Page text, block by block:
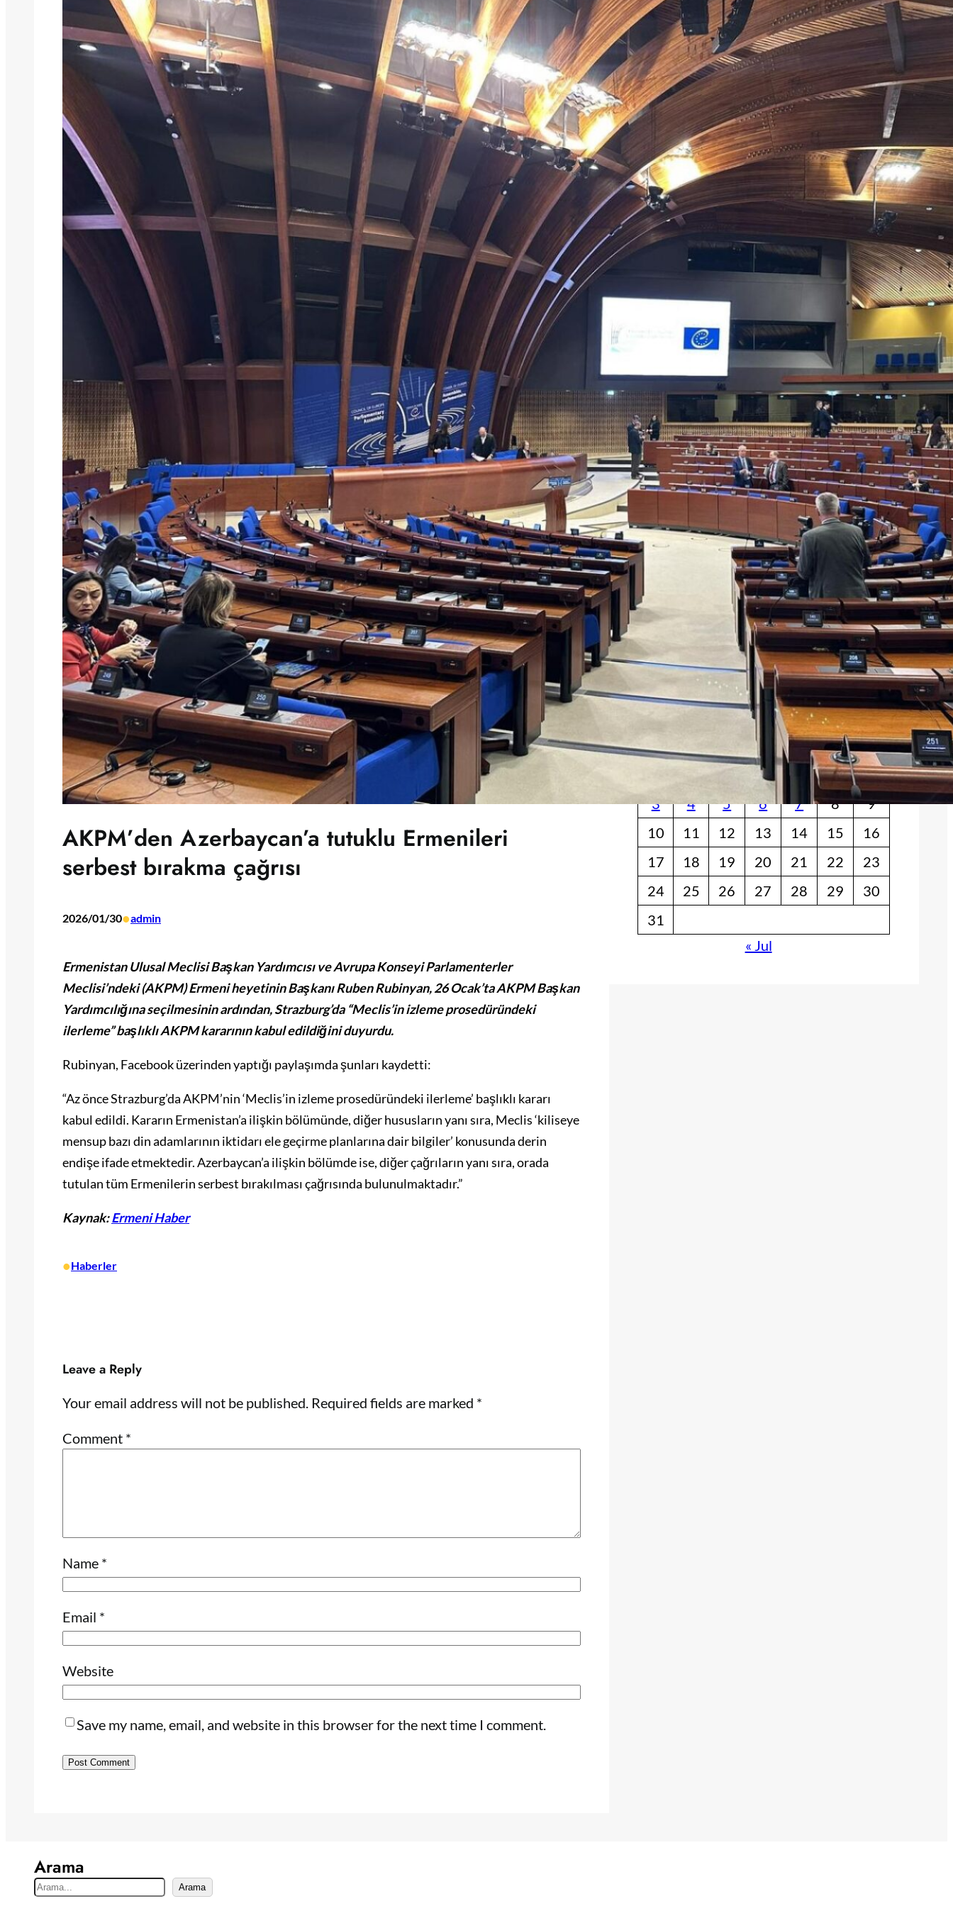
AKPM’den Azerbaycan’a tutuklu Ermenileri
serbest bırakma çağrısı
2026/01/30•admin
Ermenistan Ulusal Meclisi Başkan Yardımcısı ve Avrupa Konseyi Parlamenterler
Meclisi’ndeki (AKPM) Ermeni heyetinin Başkanı Ruben Rubinyan, 26 Ocak’ta AKPM Başkan
Yardımcılığına seçilmesinin ardından, Strazburg’da “Meclis’in izleme prosedüründeki
ilerleme” başlıklı AKPM kararının kabul edildiğini duyurdu.
Rubinyan, Facebook üzerinden yaptığı paylaşımda şunları kaydetti:
“Az önce Strazburg’da AKPM’nin ‘Meclis’in izleme prosedüründeki ilerleme’ başlıklı kararı
kabul edildi. Kararın Ermenistan’a ilişkin bölümünde, diğer hususların yanı sıra, Meclis ‘kiliseye
mensup bazı din adamlarının iktidarı ele geçirme planlarına dair bilgiler’ konusunda derin
endişe ifade etmektedir. Azerbaycan’a ilişkin bölümde ise, diğer çağrıların yanı sıra, orada
tutulan tüm Ermenilerin serbest bırakılması çağrısında bulunulmaktadır.”
Kaynak:Ermeni Haber
•Haberler
Leave a Reply
Your email address will not be published. Required fields are marked *
Comment *
Name *
Email *
Website
Save my name, email, and website in this browser for the next time I comment.
Batı Ermenistan ve Batı Ermenileri’yle
ilgili bilgi alış verişi gerçekleştirme
merkezinin internet sitesi.
Bu adresten bize ulaşabilirsiniz:
Son gönderiler
8 yaşındaki çocuklar Ararat dağının
zirvesine tırmandı
2026/08/07
İskenderun Kilisesi için bağış
kampanyası başladı
2026/08/06
Yerevan’da Türkiye-Ermenistan
Ortak Çalışma Grubu’nun 2.
toplantısı gerçekleştirildi
Sosyal Medya
Facebook X
Takvim
August 2026
M
F S
S
1
2
3
4 5 6 7 8
9
10
11 12 13 14 15
16
17
18 19 20 21 22
23
24
25 26 27 28 29
30
31
« Jul
Arama
S
Arama